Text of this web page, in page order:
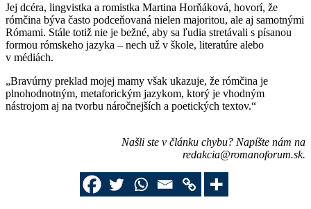
Jej dcéra, lingvistka a romistka Martina Horňáková, hovorí, že
rómčina býva často podceňovaná nielen majoritou, ale aj samotnými
Rómami. Stále totiž nie je bežné, aby sa ľudia stretávali s písanou
formou rómskeho jazyka – nech už v škole, literatúre alebo
v médiách.
„Bravúrny preklad mojej mamy však ukazuje, že rómčina je
plnohodnotným, metaforickým jazykom, ktorý je vhodným
nástrojom aj na tvorbu náročnejších a poetických textov.“
Našli ste v článku chybu? Napíšte nám na
redakcia@romanoforum.sk.